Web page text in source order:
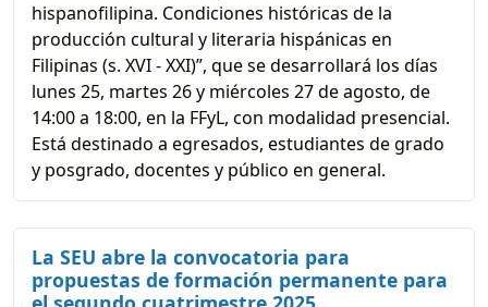
hispanofilipina. Condiciones históricas de la
producción cultural y literaria hispánicas en
Filipinas (s. XVI - XXI)”, que se desarrollará los días
lunes 25, martes 26 y miércoles 27 de agosto, de
14:00 a 18:00, en la FFyL, con modalidad presencial.
Está destinado a egresados, estudiantes de grado
y posgrado, docentes y público en general.
La SEU abre la convocatoria para
propuestas de formación permanente para